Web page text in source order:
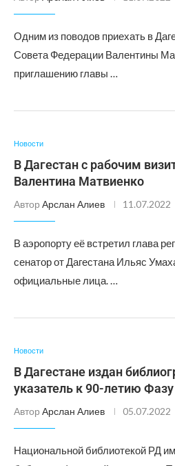
Одним из поводов приехать в
Совета Федерации Валентины
приглашению главы …
Новости
В Дагестан с рабочим
Валентина Матвиенко
Автор Арслан Алиев 11.07.2022
В аэропорту её встретил глава
сенатор от Дагестана Ильяс
официальные лица. …
Новости
В Дагестане издан
указатель к 90-летию
Автор Арслан Алиев 05.07.2022
Национальной библиотекой РД